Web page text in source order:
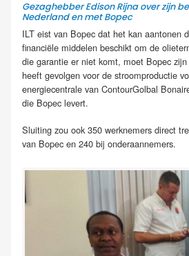
Gezaghebber Edison Rijna over zijn
Nederland en met Bopec
ILT eist van Bopec dat het kan aantonen
financiële middelen beschikt om de
die garantie er niet komt, moet Bopec
heeft gevolgen voor de stroomproductie
energiecentrale van ContourGolbal
die Bopec levert.
Sluiting zou ook 350 werknemers direct
van Bopec en 240 bij onderaannemers.